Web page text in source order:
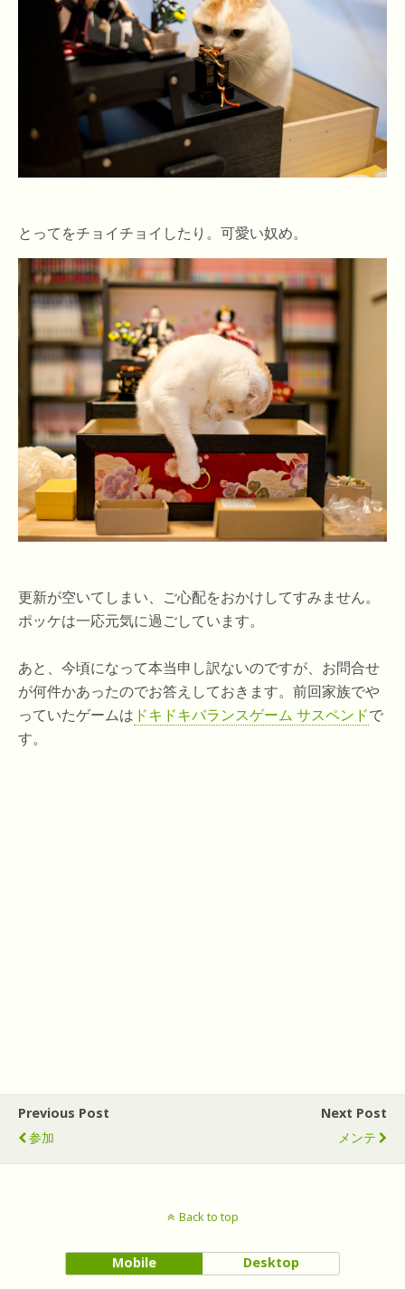
とってをチョイチョイしたり。可愛い奴め。
更新が空いてしまい、ご心配をおかけしてすみません。
ポッケは一応元気に過ごしています。
あと、今頃になって本当申し訳ないのですが、お問合せ
が何件かあったのでお答えしておきます。前回家族でや
っていたゲームは ドキドキバランスゲーム サスペンドで
す。
Previous Post
参加
Next Post
メンテ
Back to top
Mobile Desktop